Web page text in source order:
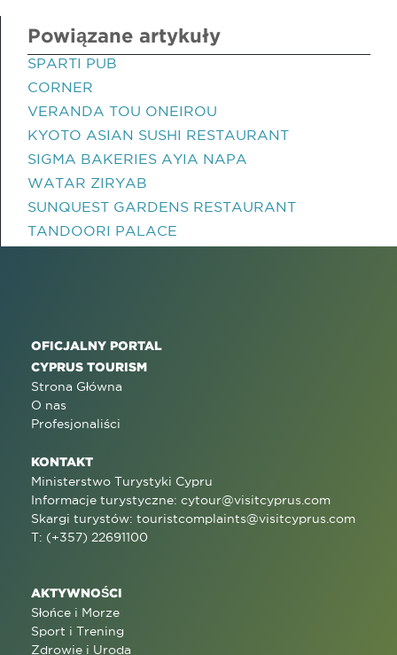
Powiązane artykuły
SPARTI PUB
CORNER
VERANDA TOU ONEIROU
KYOTO ASIAN SUSHI RESTAURANT
SIGMA BAKERIES AYIA NAPA
WATAR ZIRYAB
SUNQUEST GARDENS RESTAURANT
TANDOORI PALACE
OFICJALNY PORTAL
CYPRUS TOURISM
Strona Główna
O nas
Profesjonaliści
KONTAKT
Ministerstwo Turystyki Cypru
Informacje turystyczne: cytour@visitcyprus.com
Skargi turystów: touristcomplaints@visitcyprus.com
T: (+357) 22691100
AKTYWNOŚCI
Słońce i Morze
Sport i Trening
Zdrowie i Uroda